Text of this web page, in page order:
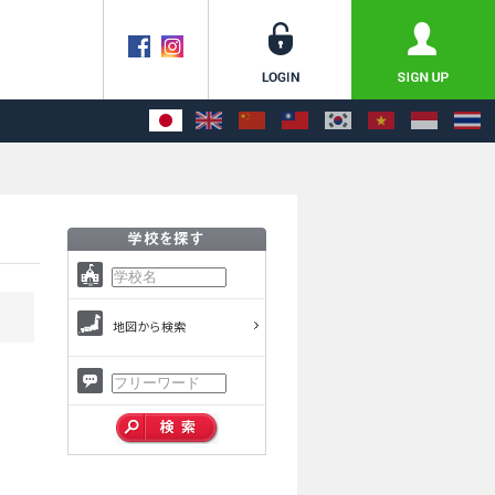
地図から検索